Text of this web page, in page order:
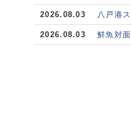
2026.08.03 八戸港
2026.08.03 鮮魚対